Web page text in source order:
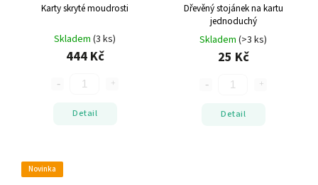
Karty skryté moudrosti
Skladem (3 ks)
444 Kč
Detail
Dřevěný stojánek na kartu
jednoduchý
Skladem (>3 ks)
25 Kč
Detail
Novinka